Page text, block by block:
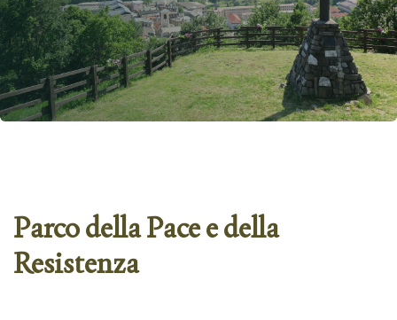
Parco della Pace e della
Resistenza